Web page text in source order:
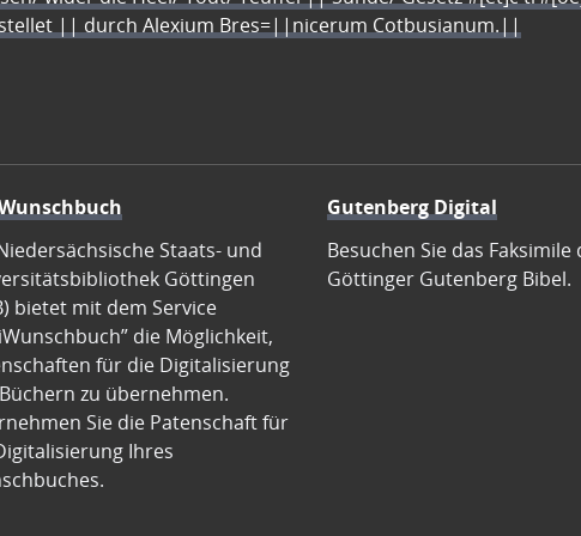
|| durch Alexium Bres=||nicerum Cotbusianum.||
Staats- und
Göttingen
bietet mit dem Service
die Möglichkeit,
für die Digitalisierung
zu übernehmen.
Sie die Patenschaft für
Ihres
Gutenberg Digital
Besuchen Sie das Faksimile
Göttinger Gutenberg Bibel.